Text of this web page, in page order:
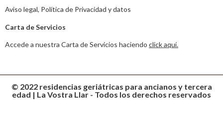
Aviso legal, Política de Privacidad y datos
Carta de Servicios
Accede a nuestra Carta de Servicios haciendo click aquí.
© 2022 residencias geriátricas para ancianos y tercera
edad | La Vostra Llar - Todos los derechos reservados